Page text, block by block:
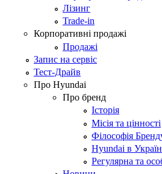
Лізинг
Trade-in
Корпоративні продажі
Продажі
Запис на сервіс
Тест-Драйв
Про Hyundai
Про бренд
Історія
Місія та цінності
Філософія
Hyundai в
Регулярна та